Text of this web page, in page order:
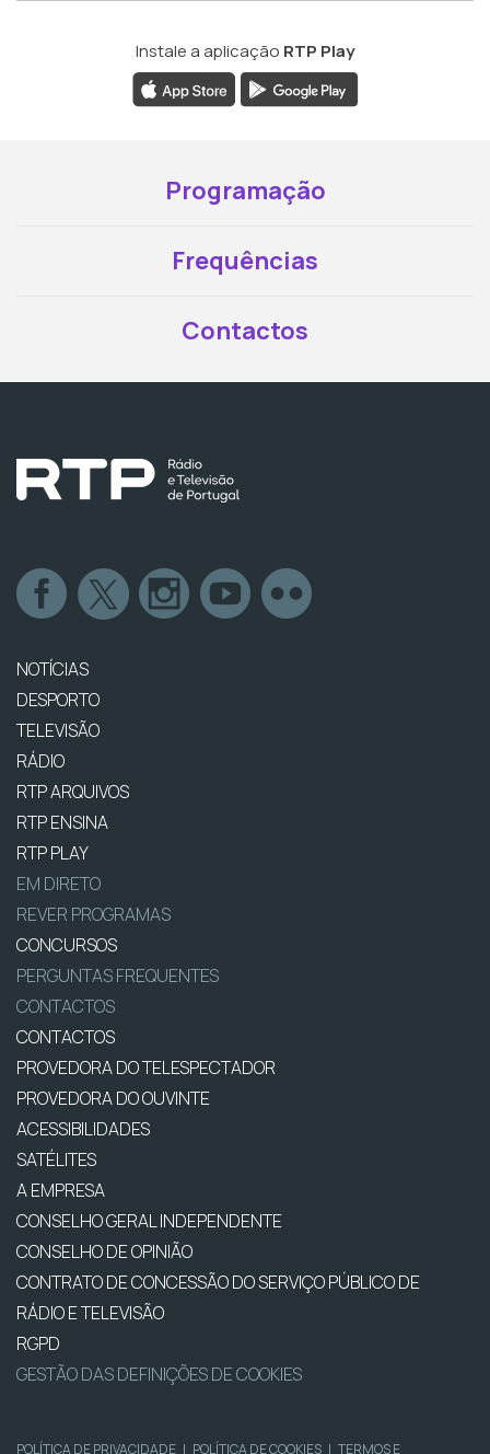
Instale a aplicação RTP Play
Programação
Frequências
Contactos
NOTÍCIAS
DESPORTO
TELEVISÃO
RÁDIO
RTP ARQUIVOS
RTP ENSINA
RTP PLAY
EM DIRETO
REVER PROGRAMAS
CONCURSOS
PERGUNTAS FREQUENTES
CONTACTOS
CONTACTOS
PROVEDORA DO TELESPECTADOR
PROVEDORA DO OUVINTE
ACESSIBILIDADES
SATÉLITES
A EMPRESA
CONSELHO GERAL INDEPENDENTE
CONSELHO DE OPINIÃO
CONTRATO DE CONCESSÃO DO SERVIÇO PÚBLICO DE
RÁDIO E TELEVISÃO
RGPD
GESTÃO DAS DEFINIÇÕES DE COOKIES
POLÍTICA DE PRIVACIDADE | POLÍTICA DE COOKIES | TERMOS E